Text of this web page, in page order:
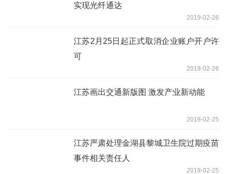
实现光纤通达
2019-02-26
江苏2月25日起正式取消企业账户开户许
可
2019-02-26
江苏画出交通新版图 激发产业新动能
2019-02-25
江苏严肃处理金湖县黎城卫生院过期疫苗
事件相关责任人
2019-02-25